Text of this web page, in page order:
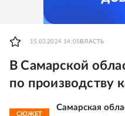
15.03.2024 14:05 ВЛАСТЬ
В Самарской
по производству
СЮЖЕТ
Самарская